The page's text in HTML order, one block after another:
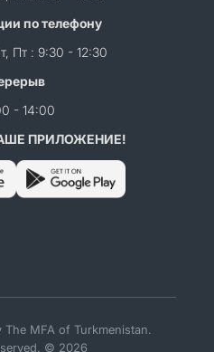
по телефону
Пт : 9:30 - 12:30
- 14:00
ПРИЛОЖЕНИЕ!
MFA of Turkmenistan.
© 2026